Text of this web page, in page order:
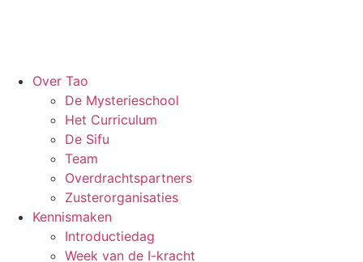
Over Tao
De Mysterieschool
Het Curriculum
De Sifu
Team
Overdrachtspartners
Zusterorganisaties
Kennismaken
Introductiedag
Week van de I-kracht